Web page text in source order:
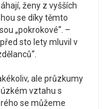
ženy z vyšších
se díky těmto
„pokrokové“. –
sto lety mluvil v
ale průzkumy
vztahu s
se můžeme